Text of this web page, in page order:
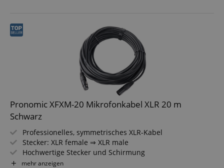
Pronomic XFXM-20 Mikrofonkabel XLR 20 m
Schwarz
Professionelles, symmetrisches XLR-Kabel
Stecker: XLR female ⇒ XLR male
Hochwertige Stecker und Schirmung
Länge: 20m
mehr anzeigen